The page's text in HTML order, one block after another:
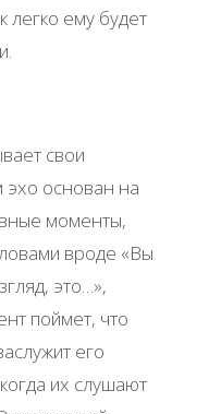
легко ему будет
свои
эхо основан на
моменты,
вроде «Вы
это…»,
поймет, что
его
их слушают